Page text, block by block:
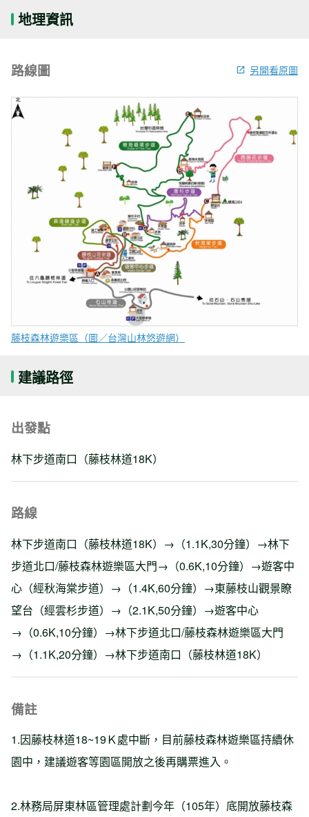
地理資訊
路線圖 另開看原圖
藤枝森林遊樂區（圖／台灣山林悠遊網）
建議路徑
出發點
林下步道南口（藤枝林道18K）
路線
林下步道南口（藤枝林道18K）→（1.1K,30分鐘）→林下
步道北口/藤枝森林遊樂區大門→（0.6K,10分鐘）→遊客中
心（經秋海棠步道）→（1.4K,60分鐘）→東藤枝山觀景瞭
望台（經雲杉步道）→（2.1K,50分鐘）→遊客中心
→（0.6K,10分鐘）→林下步道北口/藤枝森林遊樂區大門
→（1.1K,20分鐘）→林下步道南口（藤枝林道18K）
備註
1.因藤枝林道18~19Ｋ處中斷，目前藤枝森林遊樂區持續休
園中，建議遊客等園區開放之後再購票進入。
2.林務局屏東林區管理處計劃今年（105年）底開放藤枝森